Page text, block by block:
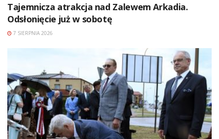
Tajemnicza atrakcja nad Zalewem Arkadia.
Odsłonięcie już w sobotę
7 SIERPNIA 2026